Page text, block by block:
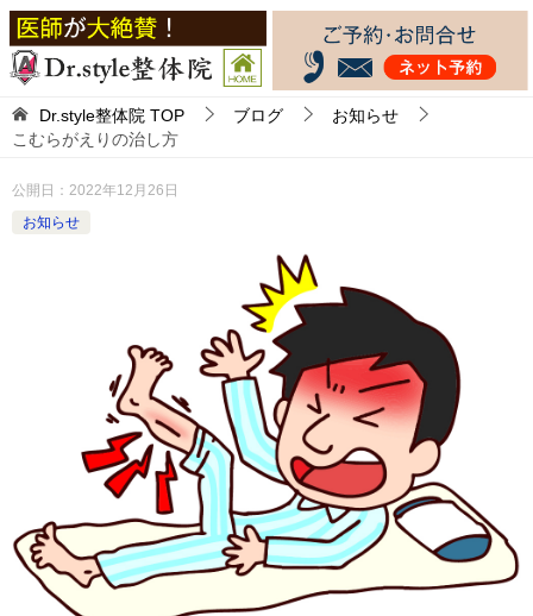
Dr.style整体院 TOP ブログ
お知らせ
こむらがえりの治し方
公開日： 2022年12月26日
お知らせ